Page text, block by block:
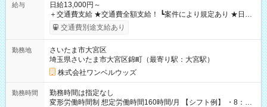
給与
日給13,000円～
＋交通費支給 ★交通費全額支給！ ┗案件により規定あり ★日払
いOK！（規定あり） ┗働いたその日に現金GET♪ お仕事後はコ
ンビニATMから 日払い分を引き落とせます！ 【試用期間】試
交通費別途支給あり
勤務地
さいたま市大宮区
埼玉県さいたま市大宮区錦町（最寄り駅：大宮駅）
株式会社ワンベルウッズ
勤務時間
勤務時間は指定なし
変形労働時間制 想定労働時間160時間/月 【シフト例】 ・8：00